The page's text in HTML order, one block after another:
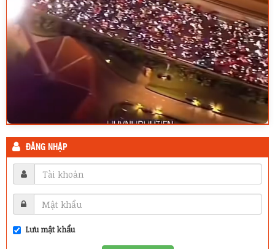
ĐĂNG NHẬP
Lưu mật khẩu